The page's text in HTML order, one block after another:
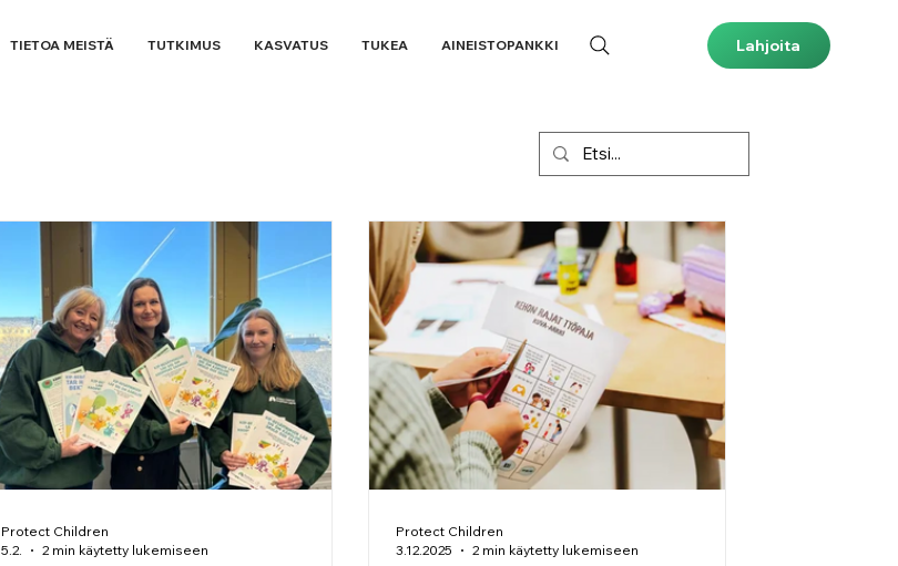
TIETOA MEISTÄ TUTKIMUS KASVATUS TUKEA AINEISTOPANKKI Lahjoita
Protect Children
5.2.
2 min käytetty lukemiseen
Protect Children
3.12.2025
2 min käytetty lukemiseen